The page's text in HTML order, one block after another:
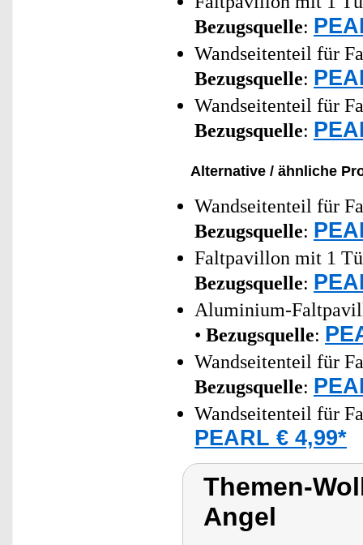
Bezugsquelle:
Wandseitenteil für
Bezugsquelle:
Wandseitenteil für
Bezugsquelle:
Alternative / ähnliche
Wandseitenteil für
Bezugsquelle:
Faltpavillon mit 1
Bezugsquelle:
Aluminium-
• Bezugsquelle:
Wandseitenteil für
Bezugsquelle:
Wandseitenteil für
PEARL € 4,99*
Themen-
Angel